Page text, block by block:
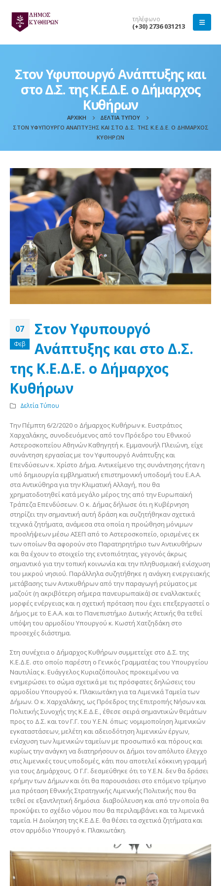
τηλέφωνο
(+30) 2736 031213
Στον Υφυπουργό Ανάπτυξης και
στο Δ.Σ. της Κ.Ε.Δ.Ε. ο Δήμαρχος
Κυθήρων
ΑΡΧΙΚΉ
ΔΕΛΤΊΑ ΤΎΠΟΥ
ΣΤΟΝ ΥΦΥΠΟΥΡΓΌ ΑΝΆΠΤΥΞΗΣ ΚΑΙ ΣΤΟ Δ.Σ. ΤΗΣ Κ.Ε.Δ.Ε. Ο ΔΉΜΑΡΧΟΣ
ΚΥΘΉΡΩΝ
07
Φεβ
Στον Υφυπουργό
Ανάπτυξης και στο Δ.Σ.
της Κ.Ε.Δ.Ε. ο Δήμαρχος
Κυθήρων
Δελτία Τύπου
Την Πέμπτη 6/2/2020 ο Δήμαρχος Κυθήρων κ. Ευστράτιος
Χαρχαλάκης, συνοδευόμενος από τον Πρόεδρο του Εθνικού
Αστεροσκοπείου Αθηνών Καθηγητή κ. Εμμανουήλ Πλειώνη, είχε
συνάντηση εργασίας με τον Υφυπουργό Ανάπτυξης και
Επενδύσεων κ. Χρίστο Δήμα. Αντικείμενο της συνάντησης ήταν η
υπό δημιουργία εμβληματική επιστημονική υποδομή του Ε.Α.Α.
στα Αντικύθηρα για την Κλιματική Αλλαγή, που θα
χρηματοδοτηθεί κατά μεγάλο μέρος της από την Ευρωπαϊκή
Τράπεζα Επενδύσεων. Ο κ. Δήμας δήλωσε ότι η Κυβέρνηση
στηρίζει την σημαντική αυτή δράση και συζητήθηκαν σχετικά
τεχνικά ζητήματα, ανάμεσα στα οποία η προώθηση μόνιμων
προσλήψεων μέσω ΑΣΕΠ από το Αστεροσκοπείο, ορισμένες εκ
των οποίων θα αφορούν στο Παρατηρητήριο των Αντικυθήρων
και θα έχουν το στοιχείο της εντοπιότητας, γεγονός άκρως
σημαντικό για την τοπική κοινωνία και την πληθυσμιακή ενίσχυση
του μικρού νησιού. Παράλληλα συζητήθηκε η ανάγκη ενεργειακής
μετάβασης των Αντικυθήρων από την παραγωγή ρεύματος με
μαζούτ (η ακριβότερη σήμερα πανευρωπαϊκά) σε εναλλακτικές
μορφές ενέργειας και η σχετική πρόταση που έχει επεξεργαστεί ο
Δήμος με το Ε.Α.Α. και το Πανεπιστήμιο Δυτικής Αττικής θα τεθεί
υπόψη του αρμοδίου Υπουργού κ. Κωστή Χατζηδάκη στο
προσεχές διάστημα.
Στη συνέχεια ο Δήμαρχος Κυθήρων συμμετείχε στο Δ.Σ. της
Κ.Ε.Δ.Ε. στο οποίο παρέστη ο Γενικός Γραμματέας του Υπουργείου
Ναυτιλίας κ. Ευάγγελος Κυριαζόπουλος προκειμένου να
ενημερώσει το σώμα σχετικά με τις πρόσφατες δηλώσεις του
αρμοδίου Υπουργού κ. Πλακιωτάκη για τα Λιμενικά Ταμεία των
Δήμων. Ο κ. Χαρχαλάκης, ως Πρόεδρος της Επιτροπής Νήσων και
Πολιτικής Συνοχής της Κ.Ε.Δ.Ε., έθεσε σειρά σημαντικών θεμάτων
προς το Δ.Σ. και τον Γ.Γ. του Υ.Ε.Ν. όπως: νομιμοποίηση λιμενικών
εγκαταστάσεων, μελέτη και αδειοδότηση λιμενικών έργων,
ενίσχυση των λιμενικών ταμείων με προσωπικό και πόρους και
κυρίως την ανάγκη να διατηρήσουν οι Δήμοι τον απόλυτο έλεγχο
στις λιμενικές τους υποδομές, κάτι που αποτελεί κόκκινη γραμμή
για τους Δημάρχους. Ο Γ.Γ. δεσμεύθηκε ότι το Υ.Ε.Ν. δεν θα δράσει
ερήμην των Δήμων και ότι θα παρουσιάσει στο επόμενο τρίμηνο
μια πρόταση Εθνικής Στρατηγικής Λιμενικής Πολιτικής που θα
τεθεί σε εξαντλητική δημόσια διαβούλευση και από την οποία θα
προκύψει το σχέδιο νόμου που θα περιλαμβάνει και τα λιμενικά
ταμεία. Η Διοίκηση της Κ.Ε.Δ.Ε. θα θέσει τα σχετικά ζητήματα και
στον αρμόδιο Υπουργό κ. Πλακιωτάκη.